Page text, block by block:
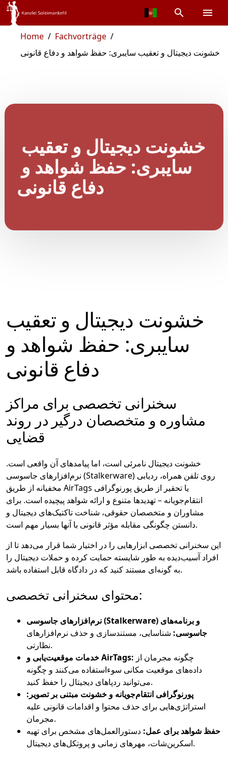
Home / Fachvorträge /
خشونت دیجیتال و تعقیب سایبری: حفظ شواهد و دفاع قانونی
دفاع قانونی
خشونت دیجیتال و تعقیب
سایبری: حفظ شواهد و
دفاع قانونی
سخنرانی تخصصی برای مراکز
مشاوره و متخصصان درگیر در روند
قضایی
خشونت دیجیتال نامرئی است، اما پیامدهای آن واقعی است.
نرم‌افزارهای جاسوسی (Stalkerware) روی تلفن همراه، ردیابی
مخفیانه از طریق AirTags یا تحقیر از طریق پورنوگرافی
انتقام‌جویانه – تهدیدها متنوع و ارائه شواهد پیچیده است. برای
مشاوران و متخصصان حقوقی، شناخت تاکتیک‌های دیجیتال و
دانستن چگونگی مقابله مؤثر قانونی با آنها بسیار مهم است.
این سخنرانی تخصصی ابزارهایی را در اختیار شما قرار می‌دهد تا از
افراد آسیب‌دیده به طور شایسته حمایت کرده و حملات دیجیتال را
به گونه‌ای مستند کنید که در دادگاه قابل استفاده باشد.
محتوای سخنرانی تخصصی:
نرم‌افزارهای جاسوسی (Stalkerware) و برنامه‌های
جاسوسی: شناسایی، مستندسازی و حذف نرم‌افزارهای
نظارتی.
خدمات موقعیت‌یابی و AirTags:
داده‌های موقعیت مکانی سوءاستفاده می‌کنند و چگونه
می‌توانید ردپاهای دیجیتال را حفظ کنید.
پورنوگرافی انتقام‌جویانه و خشونت مبتنی بر تصویر:
استراتژی‌هایی برای حذف محتوا و اقدامات قانونی علیه
مجرمان.
حفظ شواهد برای عمل: دستورالعمل‌های مشخص برای تهیه
اسکرین‌شات، مهرهای زمانی و پروتکل‌های دیجیتال.